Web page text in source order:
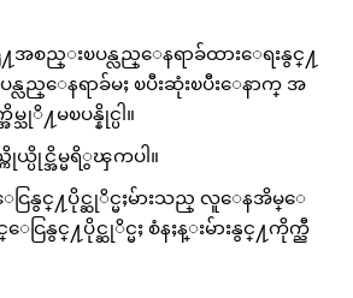
႔အစည္းၿပန္လည္ေနရာခ်ထားေရးနွင္႔
ပန္လည္ေနရာခ်မႈ ၿပီးဆုံးၿပီးေနာက္ အ
႔မၿပန္နိုင္ပါ။
ကိုယ္ပိုင္အိမ္မရိွၾကပါ။
ေငြနွင္႔ပိုင္ဆုိင္မႈမ်ားသည္ လူေနအိမ္ေ
ငြနွင္႔ပိုင္ဆုိင္မႈ စံနႈန္းမ်ားနွင္႔ကိုက္ညီ